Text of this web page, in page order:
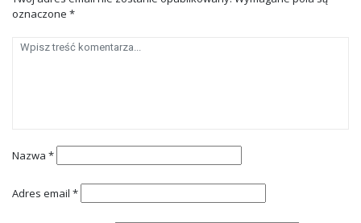
oznaczone *
Nazwa *
Adres email *